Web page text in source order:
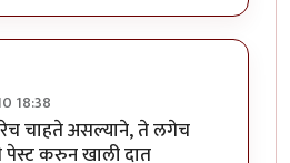
18:38
चाहते असल्याने, ते लगेच
पेस्ट करुन खाली दात